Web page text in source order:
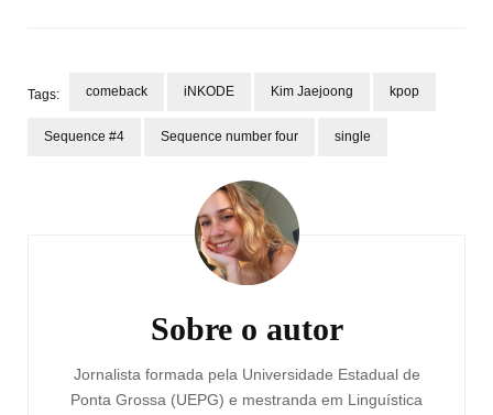
Tags: comeback iNKODE Kim Jaejoong kpop
Sequence #4 Sequence number four single
Sobre o autor
Jornalista formada pela Universidade Estadual de
Ponta Grossa (UEPG) e mestranda em Linguística